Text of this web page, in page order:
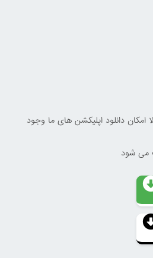
امکان دانلود اپلیکشن های ما وجود
می شود